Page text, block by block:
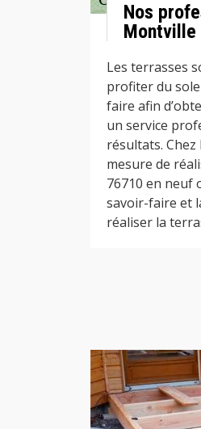
Nos
Montville
Les terrasses
profiter du
faire afin
un service
résultats.
mesure de
76710 en neuf
savoir-faire et
réaliser la